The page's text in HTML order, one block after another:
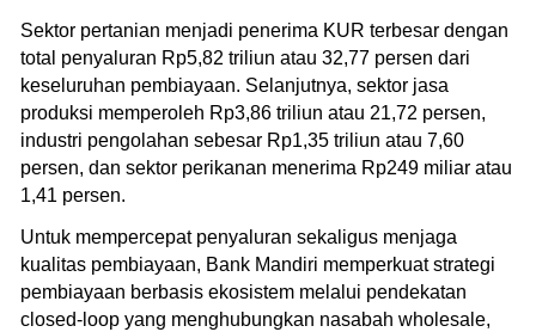
Sektor pertanian menjadi penerima KUR terbesar dengan
total penyaluran Rp5,82 triliun atau 32,77 persen dari
keseluruhan pembiayaan. Selanjutnya, sektor jasa
produksi memperoleh Rp3,86 triliun atau 21,72 persen,
industri pengolahan sebesar Rp1,35 triliun atau 7,60
persen, dan sektor perikanan menerima Rp249 miliar atau
1,41 persen.
Untuk mempercepat penyaluran sekaligus menjaga
kualitas pembiayaan, Bank Mandiri memperkuat strategi
pembiayaan berbasis ekosistem melalui pendekatan
closed-loop yang menghubungkan nasabah wholesale,